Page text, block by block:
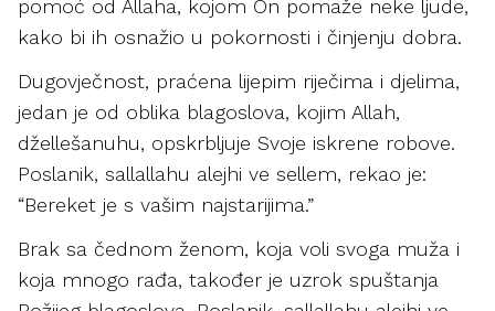
pomoć od Allaha, kojom On pomaže neke ljude,
kako bi ih osnažio u pokornosti i činjenju dobra.
Dugovječnost, praćena lijepim riječima i djelima,
jedan je od oblika blagoslova, kojim Allah,
džellešanuhu, opskrbljuje Svoje iskrene robove.
Poslanik, sallallahu alejhi ve sellem, rekao je:
“Bereket je s vašim najstarijima.”
Brak sa čednom ženom, koja voli svoga muža i
koja mnogo rađa, također je uzrok spuštanja